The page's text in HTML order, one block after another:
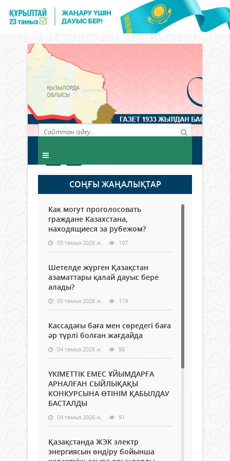
СОҢҒЫ ЖАҢАЛЫҚТАР
Как могут проголосовать
граждане Казахстана,
находящиеся за рубежом?
05 тамыз 2026 ж. 107
Шетелде жүрген Қазақстан
азаматтары қалай дауыс бере
алады?
05 тамыз 2026 ж. 119
Кассадағы баға мен сөредегі баға
әр түрлі болған жағдайда
04 тамыз 2026 ж. 98
ҮКІМЕТТІК ЕМЕС ҰЙЫМДАРҒА
АРНАЛҒАН СЫЙЛЫҚАҚЫ
КОНКУРСЫНА ӨТІНІМ ҚАБЫЛДАУ
БАСТАЛДЫ
04 тамыз 2026 ж. 91
Қазақстанда ЖЭК электр
энергиясын өндіру бойынша